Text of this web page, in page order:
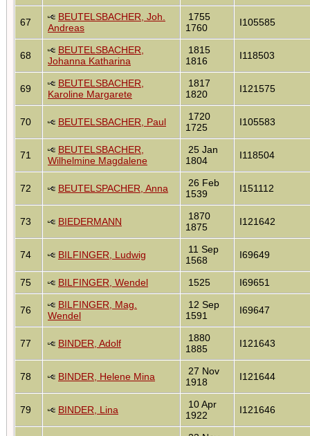
67
BEUTELSBACHER, Joh.
Andreas
1755
1760
I105585
68
BEUTELSBACHER,
Johanna Katharina
1815
1816
I118503
69
BEUTELSBACHER,
Karoline Margarete
1817
1820
I121575
70 BEUTELSBACHER, Paul
1720
1725
I105583
71
BEUTELSBACHER,
Wilhelmine Magdalene
25 Jan
1804
I118504
72 BEUTELSPACHER, Anna
26 Feb
1539
I151112
73 BIEDERMANN
1870
1875
I121642
74 BILFINGER, Ludwig
11 Sep
1568
I69649
75 BILFINGER, Wendel 1525 I69651
76
BILFINGER, Mag.
Wendel
12 Sep
1591
I69647
77 BINDER, Adolf
1880
1885
I121643
78 BINDER, Helene Mina
27 Nov
1918
I121644
79 BINDER, Lina
10 Apr
1922
I121646